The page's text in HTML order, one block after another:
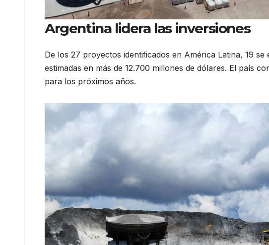
Argentina lidera las inversiones
De los 27 proyectos identificados en América Latina, 19
estimadas en más de 12.700 millones de dólares. El país
para los próximos años.